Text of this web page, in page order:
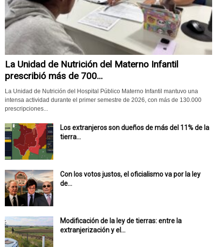
La Unidad de Nutrición del Materno Infantil
prescribió más de 700...
La Unidad de Nutrición del Hospital Público Materno Infantil mantuvo una
intensa actividad durante el primer semestre de 2026, con más de 130.000
prescripciones...
Los extranjeros son dueños de más del 11% de la
tierra...
Con los votos justos, el oficialismo va por la ley
de...
Modificación de la ley de tierras: entre la
extranjerización y el...